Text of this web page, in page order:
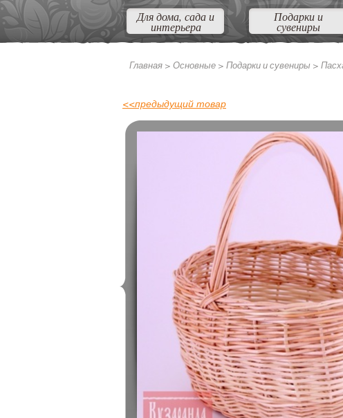
Для дома, сада и
интерьера
Подарки и
сувениры
Главная > Основные > Подарки и сувениры >
<<предыдущий товар